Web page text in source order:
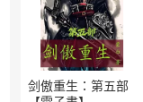
剑傲重生：第五部